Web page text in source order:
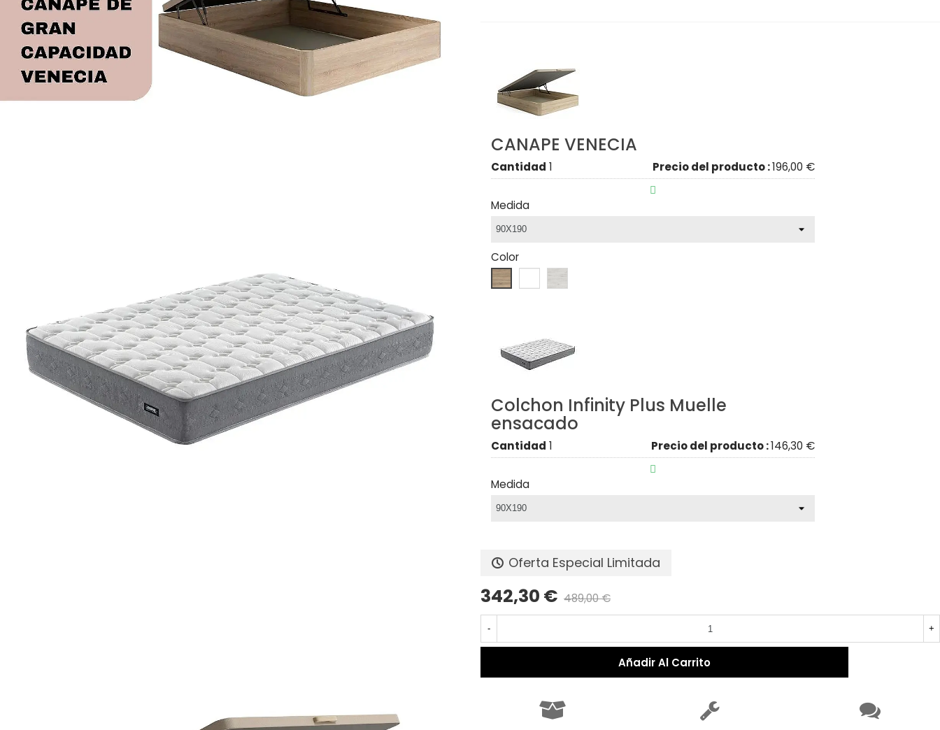
CANAPE VENECIA
Cantidad 1 Precio del producto :196,00 €

Medida
Color
Colchon Infinity Plus Muelle
ensacado
Cantidad 1 Precio del producto :146,30 €

Medida
Oferta Especial Limitada
342,30 € 489,00 €
- +
Añadir Al Carrito